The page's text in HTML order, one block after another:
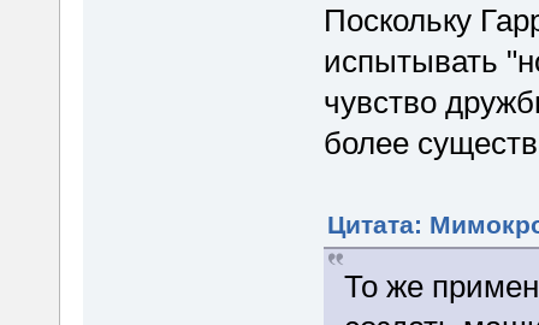
Поскольку
испытывать
чувство
более
Цитата:
То же